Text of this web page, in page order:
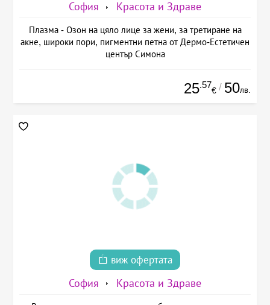
София Красота и Здраве
Плазма - Озон на цяло лице за жени, за третиране на
акне, широки пори, пигментни петна от Дермо-Естетичен
център Симона
25.57
€ / 50лв.
виж офертата
София Красота и Здраве